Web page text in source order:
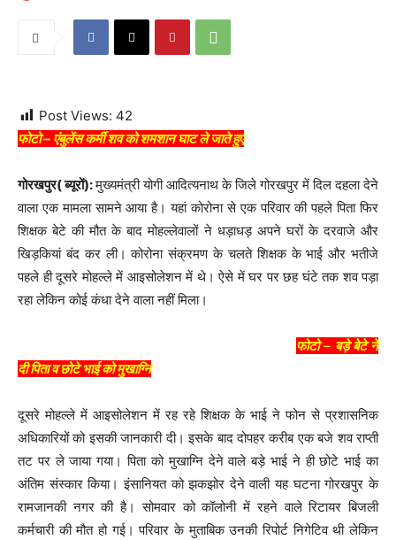
Post Views: 42
फोटो – एंबुलेंस कर्मी शव को शमशान घाट ले जाते हुए
गोरखपुर( ब्यूरों):मुख्यमंत्री योगी आदित्यनाथ के जिले गोरखपुर में दिल दहला देने
वाला एक मामला सामने आया है। यहां कोरोना से एक परिवार की पहले पिता फिर
शिक्षक बेटे की मौत के बाद मोहल्लेवालों ने धड़ाधड़ अपने घरों के दरवाजे और
खिड़कियां बंद कर ली। कोरोना संक्रमण के चलते शिक्षक के भाई और भतीजे
पहले ही दूसरे मोहल्ले में आइसोलेशन में थे। ऐसे में घर पर छह घंटे तक शव पड़ा
रहा लेकिन कोई कंधा देने वाला नहीं मिला।
फोटो– बड़े बेटे ने
दी पिता व छोटे भाई को मुखाग्नि
दूसरे मोहल्ले में आइसोलेशन में रह रहे शिक्षक के भाई ने फोन से प्रशासनिक
अधिकारियों को इसकी जानकारी दी। इसके बाद दोपहर करीब एक बजे शव राप्ती
तट पर ले जाया गया। पिता को मुखाग्नि देने वाले बड़े भाई ने ही छोटे भाई का
अंतिम संस्कार किया। इंसानियत को झकझोर देने वाली यह घटना गोरखपुर के
रामजानकी नगर की है। सोमवार को कॉलोनी में रहने वाले रिटायर बिजली
कर्मचारी की मौत हो गई। परिवार के मुताबिक उनकी रिपोर्ट निगेटिव थी लेकिन